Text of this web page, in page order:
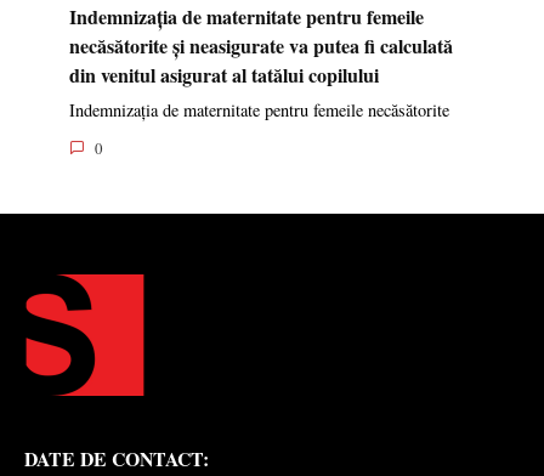
Indemnizația de maternitate pentru femeile
necăsătorite și neasigurate va putea fi calculată
din venitul asigurat al tatălui copilului
Indemnizația de maternitate pentru femeile necăsătorite
0
DATE DE CONTACT: